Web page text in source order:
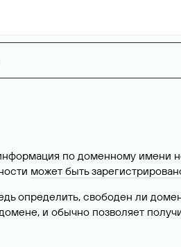
по доменному имени
может быть
определить, свободен ли
и обычно позволяет